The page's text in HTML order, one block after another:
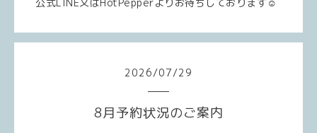
2026/07/29
8月予約状況のご案内